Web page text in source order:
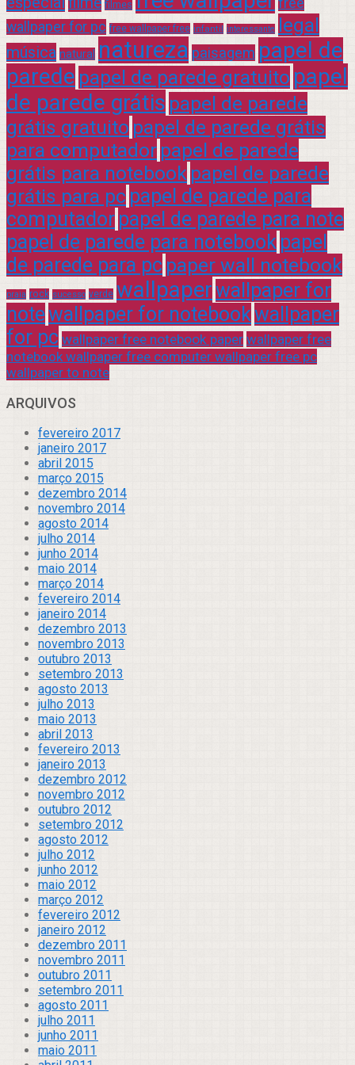
filmes
wallpaper for pc free wallpaper free infantil interessante legal
música natural natureza paisagem papel de
parede papel de parede gratuito papel
de parede grátis papel de parede
grátis gratuito papel de parede grátis
para computador papel de parede
grátis para notebook papel de parede
grátis para pc papel de parede para
computador papel de parede para note
papel de parede para notebook papel
de parede para pc paper wall notebook
praia rock sucesso verde wallpaperwallpaper for
notewallpaper for notebookwallpaper
for pc wallpaper free notebook paper wallpaper free
notebook wallpaper free computer wallpaper free pc
wallpaper to note
ARQUIVOS
fevereiro 2017
janeiro 2017
abril 2015
março 2015
dezembro 2014
novembro 2014
agosto 2014
julho 2014
junho 2014
maio 2014
março 2014
fevereiro 2014
janeiro 2014
dezembro 2013
novembro 2013
outubro 2013
setembro 2013
agosto 2013
julho 2013
maio 2013
abril 2013
fevereiro 2013
janeiro 2013
dezembro 2012
novembro 2012
outubro 2012
setembro 2012
agosto 2012
julho 2012
junho 2012
maio 2012
março 2012
fevereiro 2012
janeiro 2012
dezembro 2011
novembro 2011
outubro 2011
setembro 2011
agosto 2011
julho 2011
junho 2011
maio 2011